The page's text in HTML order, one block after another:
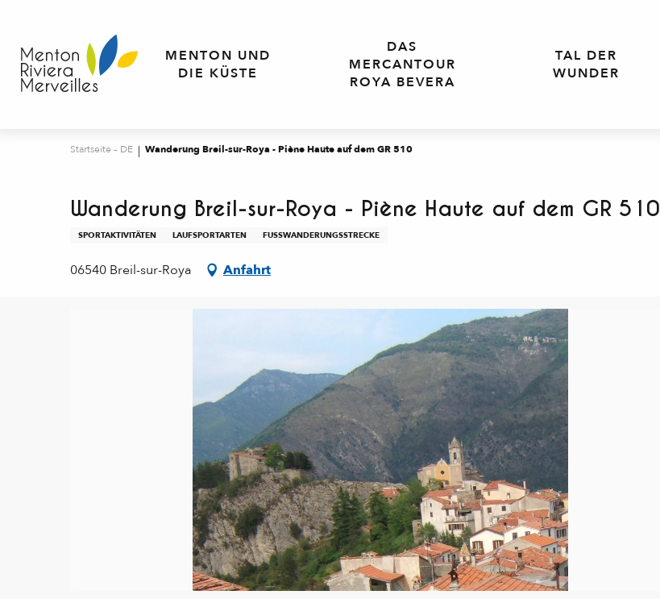
contenu
principal
MENTON UND
DIE KÜSTE
DAS
MERCANTOUR
ROYA BEVERA
TAL DER
WUNDER
Startseite – DE Wanderung Breil-sur-Roya - Piène Haute auf dem GR 510
Wanderung Breil-sur-Roya - Piène Haute auf dem GR 510
SPORTAKTIVITÄTEN LAUFSPORTARTEN FUSSWANDERUNGSSTRECKE
06540 Breil-sur-Roya Anfahrt